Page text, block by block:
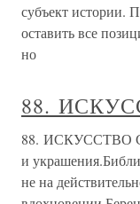
субъект истории.
оставить все
но
88.
88. ИСКУССТВО
и
не на